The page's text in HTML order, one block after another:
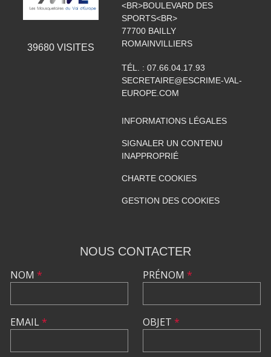
39680VISITES
<BR>BOULEVARD DES
SPORTS<BR>
77700 BAILLY
ROMAINVILLIERS
TÉL. : 07.66.04.17.93
SECRETAIRE@ESCRIME-VAL-
EUROPE.COM
INFORMATIONS LÉGALES
SIGNALER UN CONTENU
INAPPROPRIÉ
CHARTE COOKIES
GESTION DES COOKIES
NOUS CONTACTER
NOM *
EMAIL*
PRÉNOM *
OBJET *